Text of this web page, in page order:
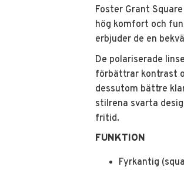
Foster Grant
hög komfort och
erbjuder de en
De polariserade
förbättrar kontrast
dessutom bättre
stilrena svarta
fritid.
FUNKTION
Fyrkantig